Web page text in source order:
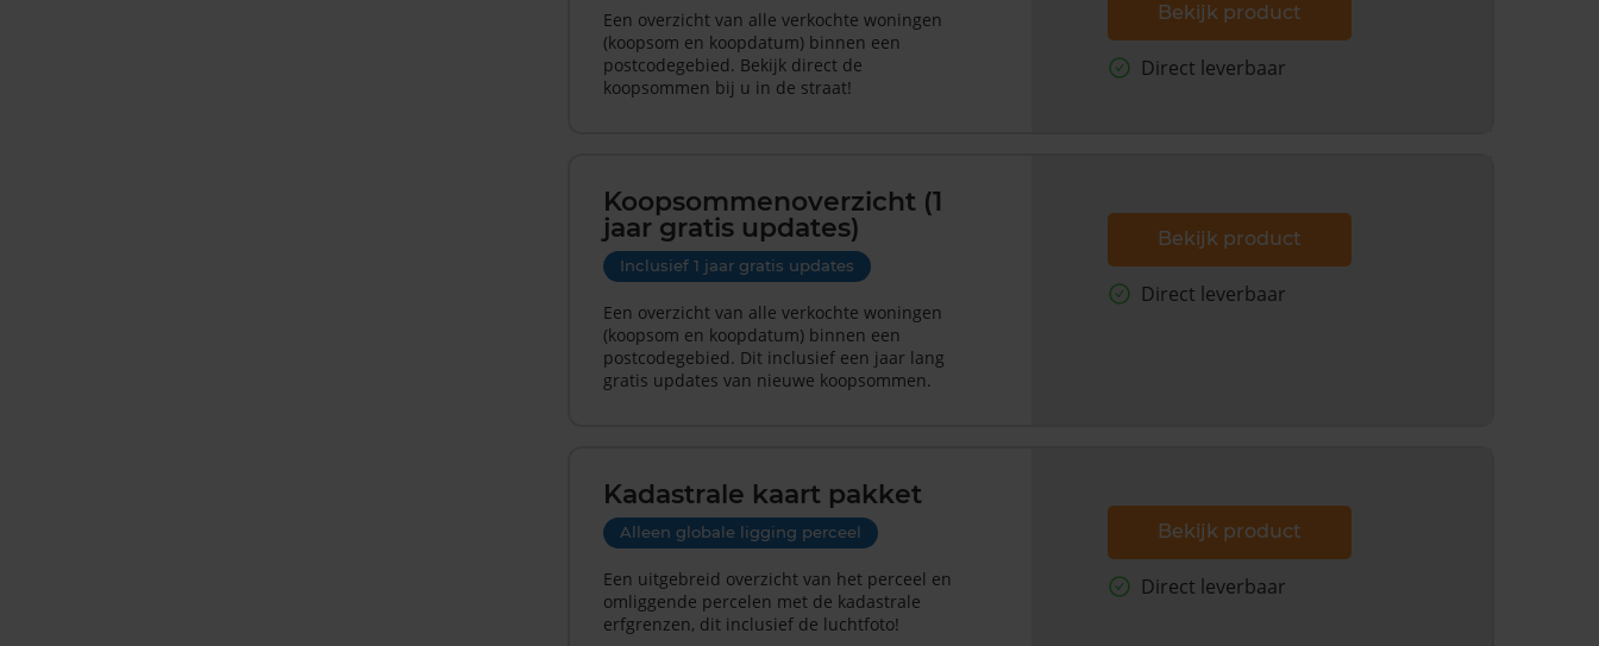
Een overzicht van alle verkochte woningen
(koopsom en koopdatum) binnen een
postcodegebied. Bekijk direct de
koopsommen bij u in de straat!
Bekijk product
Direct leverbaar
Koopsommenoverzicht (1
jaar gratis updates)
Inclusief 1 jaar gratis updates
Een overzicht van alle verkochte woningen
(koopsom en koopdatum) binnen een
postcodegebied. Dit inclusief een jaar lang
gratis updates van nieuwe koopsommen.
Bekijk product
Direct leverbaar
Kadastrale kaart pakket
Alleen globale ligging perceel
Een uitgebreid overzicht van het perceel en
omliggende percelen met de kadastrale
erfgrenzen, dit inclusief de luchtfoto!
Bekijk product
Direct leverbaar